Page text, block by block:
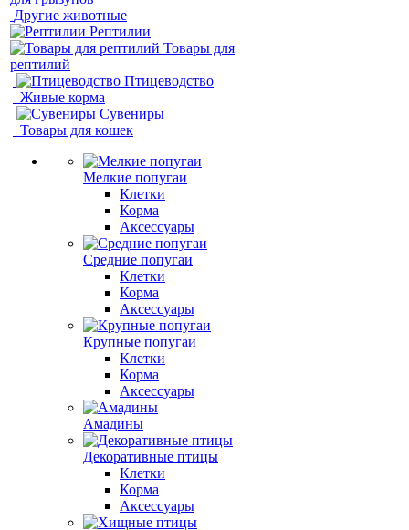
Другие животные
Рептилии
Товары для
рептилий
Птицеводство
Живые корма
Сувениры
Товары для кошек
Мелкие попугаи
Клетки
Корма
Аксессуары
Средние попугаи
Клетки
Корма
Аксессуары
Крупные попугаи
Клетки
Корма
Аксессуары
Амадины
Декоративные птицы
Клетки
Корма
Аксессуары